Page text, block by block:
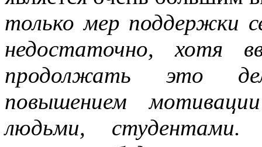
только мер поддержки
недостаточно, хотя
продолжать это
повышением
людьми, студентами.